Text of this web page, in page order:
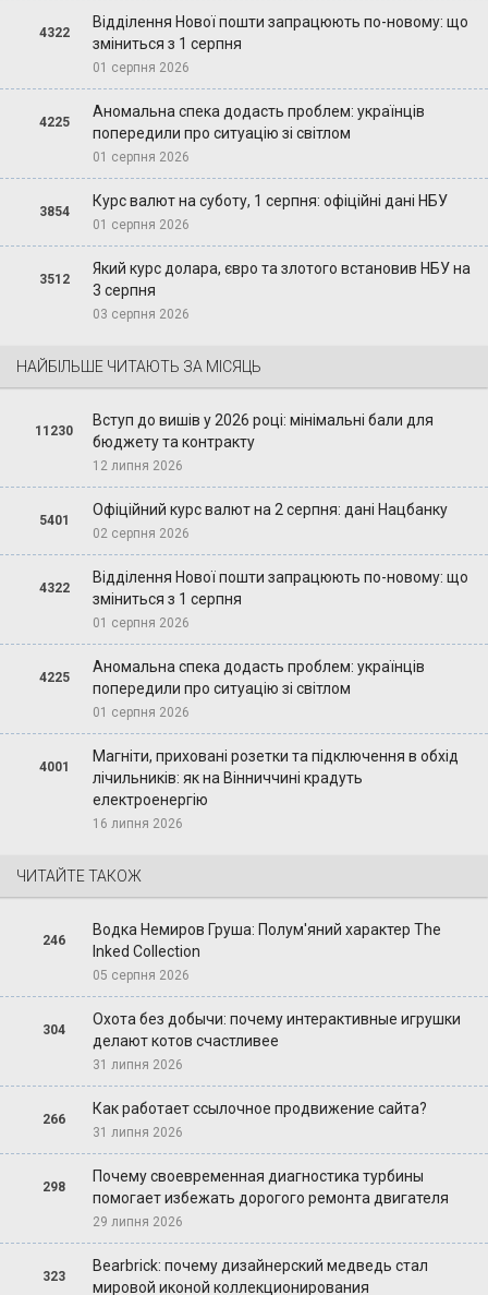
4322
Відділення Нової пошти запрацюють по-новому: що
зміниться з 1 серпня
01 серпня 2026
4225
Аномальна спека додасть проблем: українців
попередили про ситуацію зі світлом
01 серпня 2026
3854
Курс валют на суботу, 1 серпня: офіційні дані НБУ
01 серпня 2026
3512
Який курс долара, євро та злотого встановив НБУ на
3 серпня
03 серпня 2026
НАЙБІЛЬШЕ ЧИТАЮТЬ ЗА МІСЯЦЬ
11230
Вступ до вишів у 2026 році: мінімальні бали для
бюджету та контракту
12 липня 2026
5401
Офіційний курс валют на 2 серпня: дані Нацбанку
02 серпня 2026
4322
Відділення Нової пошти запрацюють по-новому: що
зміниться з 1 серпня
01 серпня 2026
4225
Аномальна спека додасть проблем: українців
попередили про ситуацію зі світлом
01 серпня 2026
4001
Магніти, приховані розетки та підключення в обхід
лічильників: як на Вінниччині крадуть
електроенергію
16 липня 2026
ЧИТАЙТЕ ТАКОЖ
246
Водка Немиров Груша: Полум'яний характер The
Inked Collection
05 серпня 2026
304
Охота без добычи: почему интерактивные игрушки
делают котов счастливее
31 липня 2026
266
Как работает ссылочное продвижение сайта?
31 липня 2026
298
Почему своевременная диагностика турбины
помогает избежать дорогого ремонта двигателя
29 липня 2026
323
Bearbrick: почему дизайнерский медведь стал
мировой иконой коллекционирования